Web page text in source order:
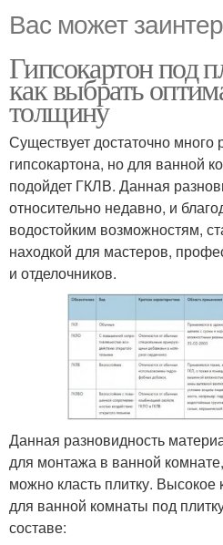
Вас может
Гипсокартон под
как выбрать
толщину
Существует достаточно много
гипсокартона, но для ванной
подойдет ГКЛВ. Данная
относительно недавно, и
водостойким возможностям,
находкой для мастеров,
и отделочников.
Данная разновидность
для монтажа в ванной
можно класть плитку. Высокое
для ванной комнаты под
составе: